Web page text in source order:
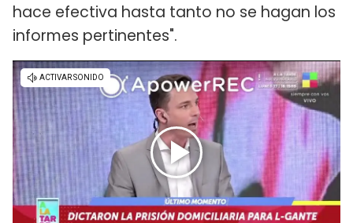
hace efectiva hasta tanto no se hagan los
informes pertinentes".